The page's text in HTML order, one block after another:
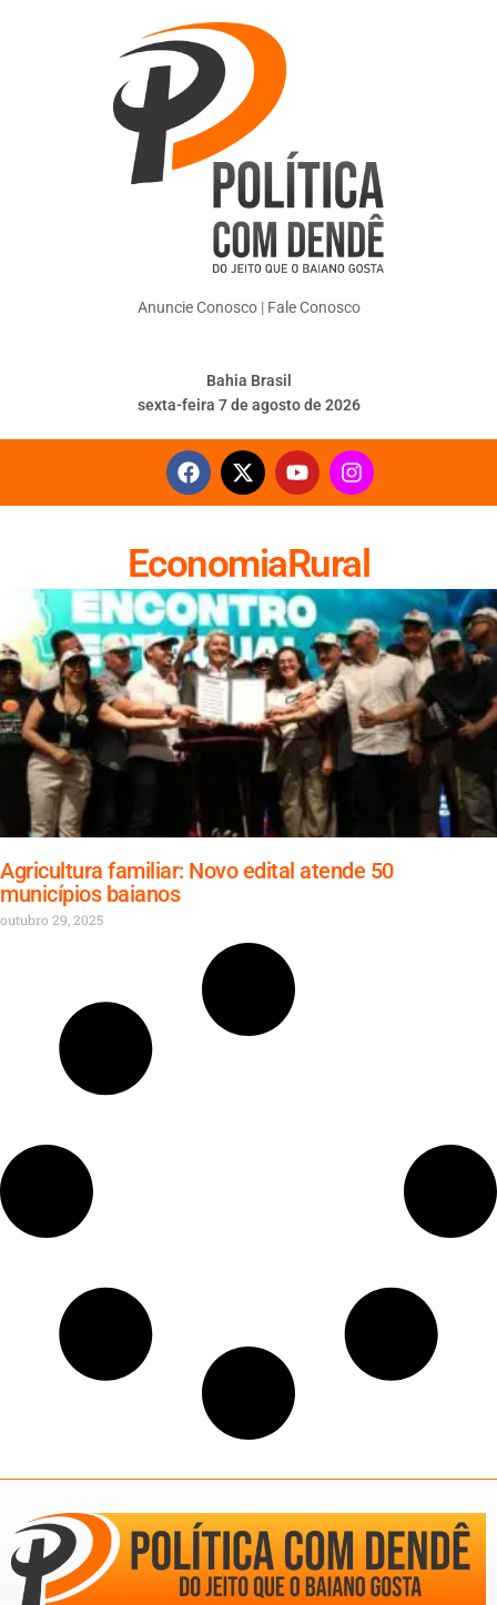
Anuncie Conosco| Fale Conosco
Bahia Brasil
sexta-feira 7 de agosto de 2026
EconomiaRural
Agricultura familiar: Novo edital atende 50
municípios baianos
outubro 29, 2025